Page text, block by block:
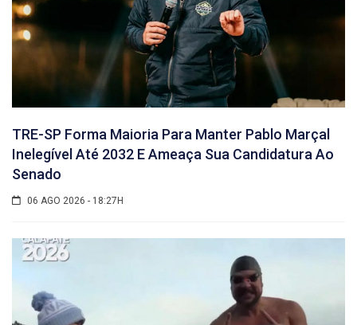
TRE-SP Forma Maioria Para Manter Pablo Marçal
Inelegível Até 2032 E Ameaça Sua Candidatura Ao
Senado
06 AGO 2026 - 18:27H